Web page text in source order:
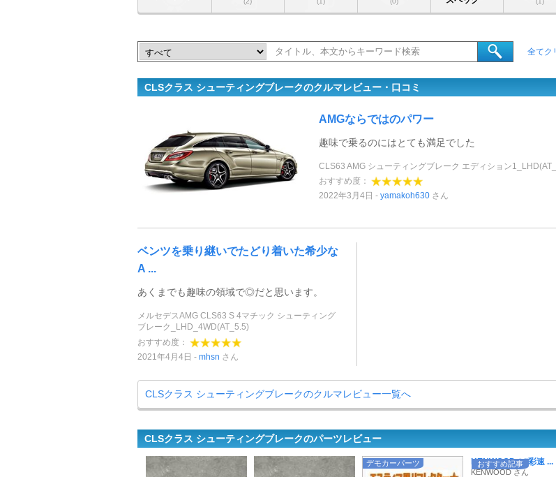
全てク
CLSクラス シューティングブレークのクルマレビュー・口コミ
AMGならではのパワー
趣味で乗るのにはとても満足でした
CLS63 AMG シューティングブレーク エディション
おすすめ度：
2022年3月4日
yamakoh630 さん
ベンツを乗り継いでたどり着いた希少な
A ...
あくまでも趣味の領域で◎だと思います。
メルセデスAMG CLS63 S 4マチック シューティング
ブレーク_LHD_4WD(AT_5.5)
おすすめ度：
2021年4月4日
mhsn さん
CLSクラス シューティングブレークのクルマレビュー一覧へ
CLSクラス シューティングブレークのパーツレビュー
デモカーパーツ おすすめ記事
KENWOODの“彩速 ...
KENWOOD さん